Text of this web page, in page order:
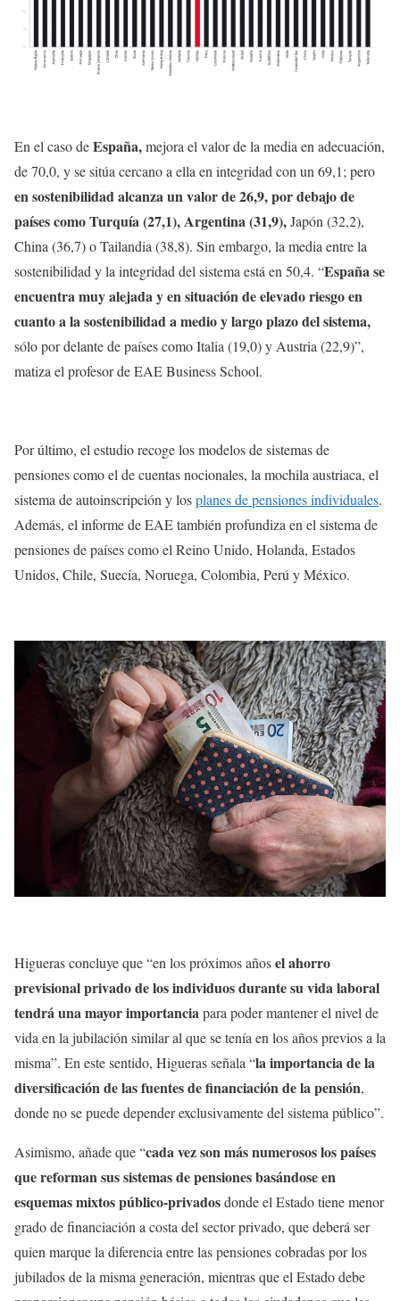
En el caso deEspaña,mejora el valor de la media en adecuación,
de 70,0, y se sitúa cercano a ella en integridad con un 69,1; pero
en sostenibilidad alcanza un valor de 26,9, por debajo de
países como Turquía (27,1), Argentina (31,9),Japón (32,2),
China (36,7) o Tailandia (38,8). Sin embargo, la media entre la
sostenibilidad y la integridad del sistema está en 50,4. “España se
encuentra muy alejada y en situación de elevado riesgo en
cuanto a la sostenibilidad a medio y largo plazo del sistema,
sólo por delante de países como Italia (19,0) y Austria (22,9)”,
matiza el profesor de EAE Business School.
Por último, el estudio recoge los modelos de sistemas de
pensiones como el de cuentas nocionales, la mochila austriaca, el
sistema de autoinscripción y losplanes de pensiones individuales.
Además, el informe de EAE también profundiza en el sistema de
pensiones de países como el Reino Unido, Holanda, Estados
Unidos, Chile, Suecia, Noruega, Colombia, Perú y México.
Higueras concluye que “en los próximos añosel ahorro
previsional privado de los individuos durante su vida laboral
tendrá una mayor importanciapara poder mantener el nivel de
vida en la jubilación similar al que se tenía en los años previos a la
misma”. En este sentido, Higueras señala “la importancia de la
diversificación de las fuentes de financiación de la pensión,
donde no se puede depender exclusivamente del sistema público”.
Asimismo, añade que “cada vez son más numerosos los países
que reforman sus sistemas de pensiones basándose en
esquemas mixtos público-privadosdonde el Estado tiene menor
grado de financiación a costa del sector privado, que deberá ser
quien marque la diferencia entre las pensiones cobradas por los
jubilados de la misma generación, mientras que el Estado debe